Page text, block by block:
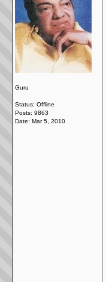
Guru
Status: Offline
Posts: 9863
Date: Mar 5, 2010